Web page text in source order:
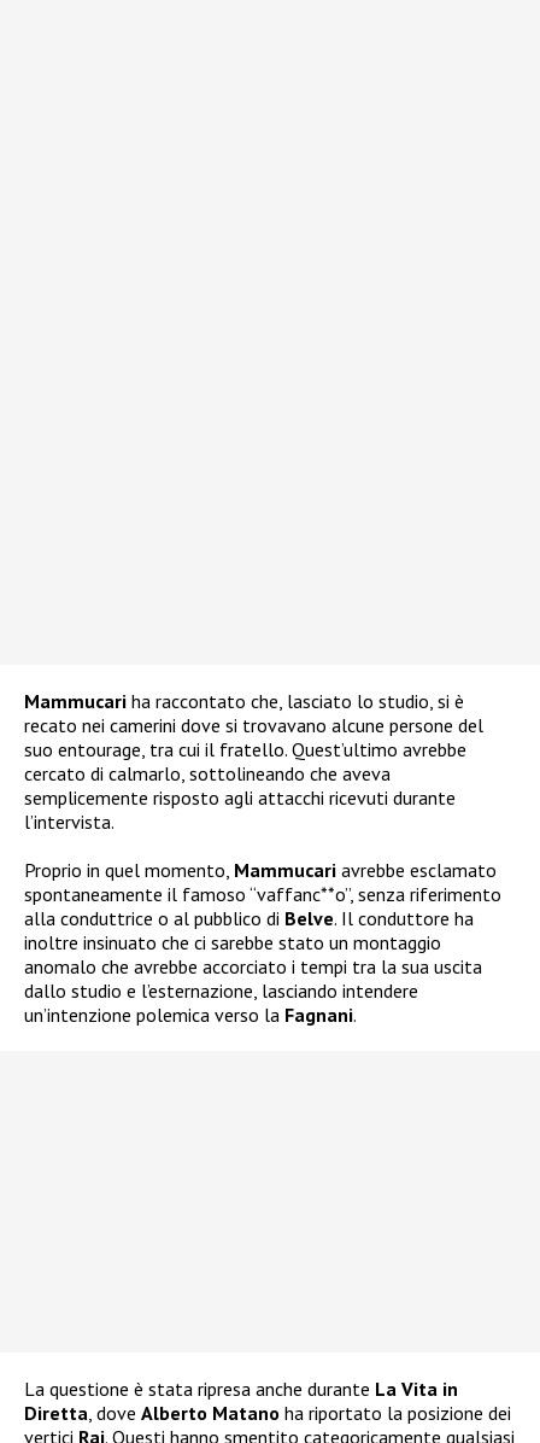
Mammucari ha raccontato che, lasciato lo studio, si è
recato nei camerini dove si trovavano alcune persone del
suo entourage, tra cui il fratello. Quest’ultimo avrebbe
cercato di calmarlo, sottolineando che aveva
semplicemente risposto agli attacchi ricevuti durante
l’intervista.
Proprio in quel momento, Mammucari avrebbe esclamato
spontaneamente il famoso “vaffanc**o”, senza riferimento
alla conduttrice o al pubblico di Belve. Il conduttore ha
inoltre insinuato che ci sarebbe stato un montaggio
anomalo che avrebbe accorciato i tempi tra la sua uscita
dallo studio e l’esternazione, lasciando intendere
un’intenzione polemica verso la Fagnani.
La questione è stata ripresa anche durante La Vita in
Diretta, dove Alberto Matano ha riportato la posizione dei
vertici Rai. Questi hanno smentito categoricamente qualsiasi